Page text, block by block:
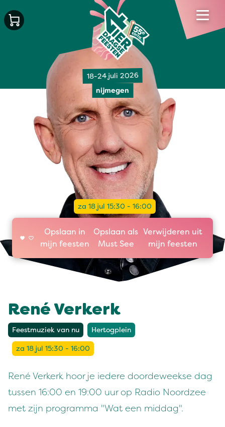
18-24 juli 2026
nijmegen
za 18 jul 15:30 - 16:00
Opslaan in
mijn feesten
Opslaan als
Must See
Verwijderen uit
mijn feesten
René Verkerk
Feestmuziek van nu Hertogplein
za 18 jul 15:30 - 16:00
René Verkerk hoor je iedere doordeweekse dag
tussen 16:00 en 19:00 uur op Radio Noordzee
met zijn programma "Wat een middag".